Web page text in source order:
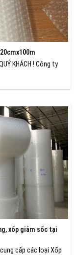
KHÁCH ! Công ty
xốp giảm sốc tại
cấp các loại Xốp